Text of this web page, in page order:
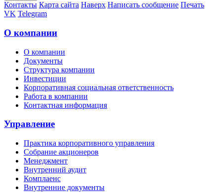
Контакты Карта сайта Наверх Написать сообщение Печать
VK Telegram
О компании
О компании
Документы
Структура компании
Инвестиции
Корпоративная социальная ответственность
Работа в компании
Контактная информация
Управление
Практика корпоративного управления
Собрание акционеров
Менеджмент
Внутренний аудит
Комплаенс
Внутренние документы